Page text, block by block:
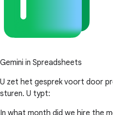
Gemini in Spreadsheets
U zet het gesprek voort door
sturen. U typt: